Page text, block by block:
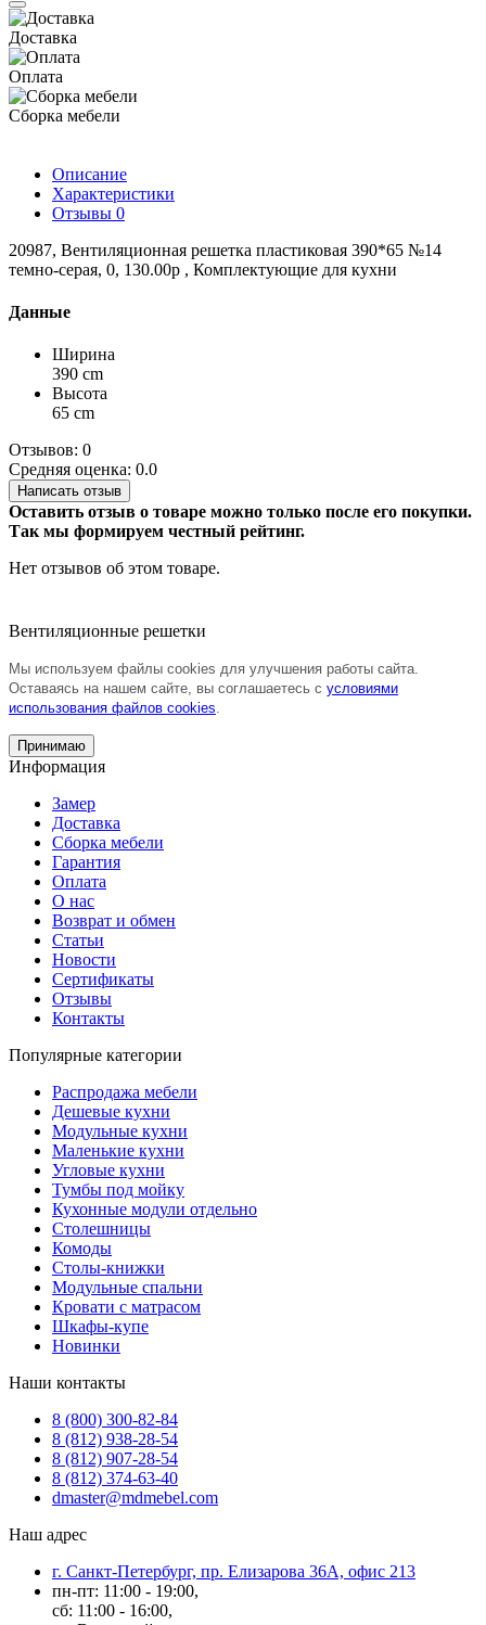
Доставка
Оплата
Сборка мебели
Описание
Характеристики
Отзывы 0
20987, Вентиляционная решетка пластиковая 390*65 №14
темно-серая, 0, 130.00р , Комплектующие для кухни
Данные
Ширина
390 cm
Высота
65 cm
Отзывов: 0
Средняя оценка: 0.0
Написать отзыв
Оставить отзыв о товаре можно только после его покупки.
Так мы формируем честный рейтинг.
Нет отзывов об этом товаре.
Вентиляционные решетки
Мы используем файлы cookies для улучшения работы сайта.
Оставаясь на нашем сайте, вы соглашаетесь с условиями
использования файлов cookies.
Принимаю
Информация
Замер
Доставка
Сборка мебели
Гарантия
Оплата
О нас
Возврат и обмен
Статьи
Новости
Сертификаты
Отзывы
Контакты
Популярные категории
Распродажа мебели
Дешевые кухни
Модульные кухни
Маленькие кухни
Угловые кухни
Тумбы под мойку
Кухонные модули отдельно
Столешницы
Комоды
Столы-книжки
Модульные спальни
Кровати с матрасом
Шкафы-купе
Новинки
Наши контакты
8 (800) 300-82-84
8 (812) 938-28-54
8 (812) 907-28-54
8 (812) 374-63-40
dmaster@mdmebel.com
Наш адрес
г. Санкт-Петербург, пр. Елизарова 36А, офис 213
пн-пт: 11:00 - 19:00,
сб: 11:00 - 16:00,